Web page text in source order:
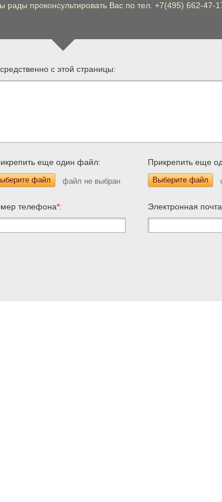
рады проконсультировать Вас по тел. +7(495) 662-47-
с этой страницы:
еще один файл:
файл
Прикрепить еще
Выберите файл
телефона*: Электронная почта